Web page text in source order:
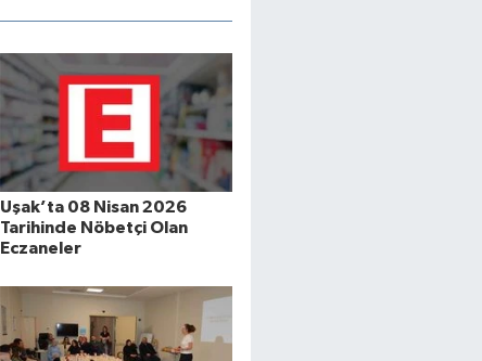
Uşak’ta 08 Nisan 2026
Tarihinde Nöbetçi Olan
Eczaneler